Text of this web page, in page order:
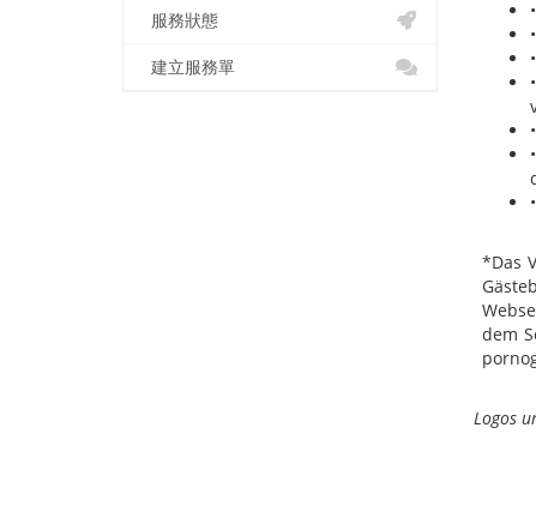
*Das
dem
Logos
服務狀態
建立服務單